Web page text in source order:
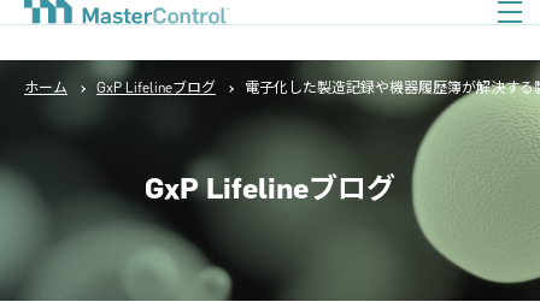
ホーム GxP Lifelineブログ 電子化した製造記録や機器履歴簿が解決す
GxP Lifelineブログ